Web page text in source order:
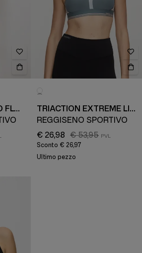
TRIACTION CARDIO FLOW
TRIACTION EXTREME LITE
REGGISENO SPORTIVO
€ 26,98
€ 53,95
Sconto € 26,97
Ultimo pezzo